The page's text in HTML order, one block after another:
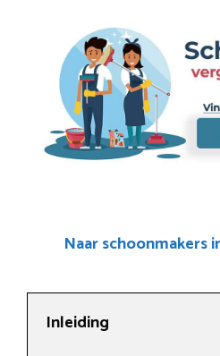
Naar schoonmakers
Inleiding